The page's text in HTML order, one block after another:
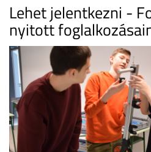
Lehet jelentkezni -
nyitott